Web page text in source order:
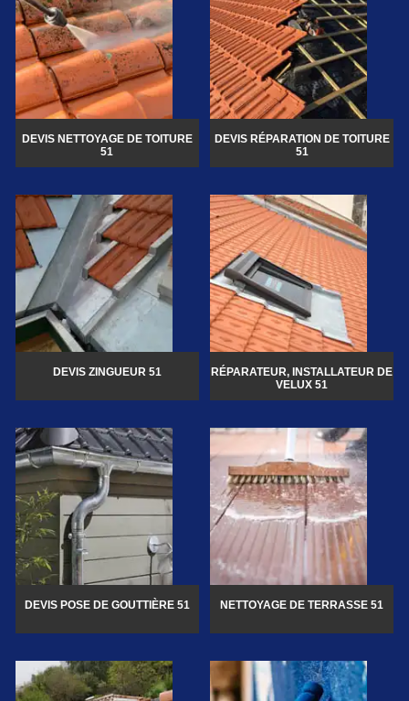
DEVIS NETTOYAGE DE TOITURE
51
DEVIS RÉPARATION DE TOITURE
51
DEVIS ZINGUEUR 51
RÉPARATEUR, INSTALLATEUR DE
VELUX 51
DEVIS POSE DE GOUTTIÈRE 51 NETTOYAGE DE TERRASSE 51